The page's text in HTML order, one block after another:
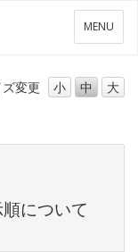
メ
ニ
ー
MENU
変更 小 中 大
について